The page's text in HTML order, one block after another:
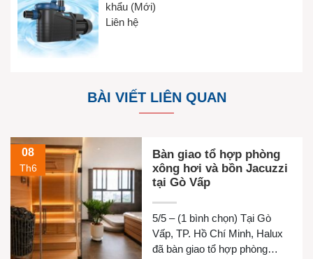
khẩu (Mới)
Liên hệ
BÀI VIẾT LIÊN QUAN
08
Th6
Bàn giao tổ hợp phòng
xông hơi và bồn Jacuzzi
tại Gò Vấp
5/5 – (1 bình chọn) Tại Gò
Vấp, TP. Hồ Chí Minh, Halux
đã bàn giao tổ hợp phòng